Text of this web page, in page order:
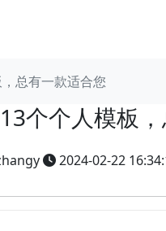
总有一款适合您
个个人模板
2024-02-22